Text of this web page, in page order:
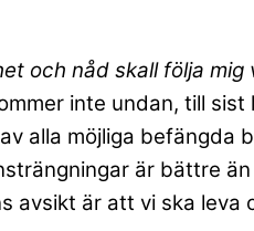
och nåd skall följa mig
inte undan, till sist
alla möjliga befängda
är bättre
avsikt är att vi ska leva